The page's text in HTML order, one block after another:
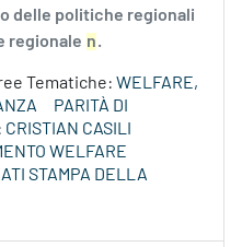
delle politiche regionali
regionale n.
Tematiche: WELFARE,
PARITÀ DI
CRISTIAN CASILI
WELFARE
STAMPA DELLA